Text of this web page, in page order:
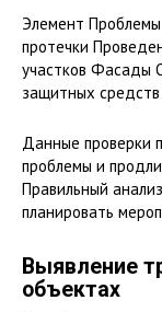
Элемент
протечки
участков Фасады
защитных средств
Данные проверки
проблемы и
Правильный
планировать
Выявление
объектах